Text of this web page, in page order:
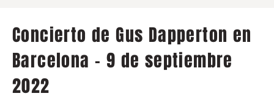
Concierto de Gus Dapperton en
Barcelona - 9 de septiembre
2022